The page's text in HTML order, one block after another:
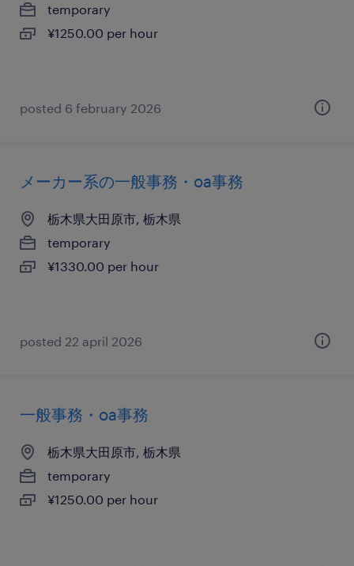
temporary
¥1250.00 per hour
posted 6 february 2026
メーカー系の一般事務・oa事務
栃木県大田原市, 栃木県
temporary
¥1330.00 per hour
posted 22 april 2026
一般事務・oa事務
栃木県大田原市, 栃木県
temporary
¥1250.00 per hour